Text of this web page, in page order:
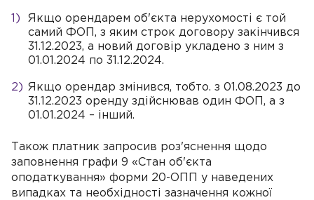
Якщо орендарем об'єкта нерухомості є той
самий ФОП, з яким строк договору закінчився
31.12.2023, а новий договір укладено з ним з
01.01.2024 по 31.12.2024.
Якщо орендар змінився, тобто. з 01.08.2023 до
31.12.2023 оренду здійснював один ФОП, а з
01.01.2024 – інший.
Також платник запросив роз'яснення щодо
заповнення графи 9 «Стан об'єкта
оподаткування» форми 20-ОПП у наведених
випадках та необхідності зазначення кожної